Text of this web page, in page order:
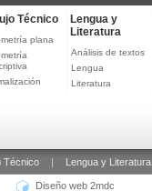
Técnico
plana
Lengua y
Literatura
Análisis de textos
Lengua
Literatura
Técnico Lengua y Literatura
Diseño web 2mdc